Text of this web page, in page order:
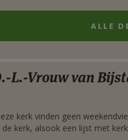
ALLE
L.-Vrouw van
kerk vinden geen
de kerk, alsook een lijst met